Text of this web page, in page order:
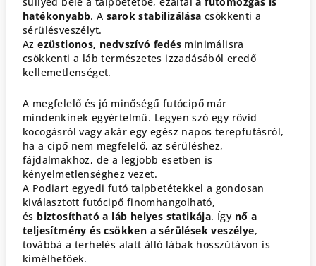
hatékonyabb. A sarok stabilizálása csökkenti a
sérülésveszélyt.
Az ezüstionos, nedvszívó fedés minimálisra
csökkenti a láb természetes izzadásából eredő
kellemetlenséget.
A megfelelő és jó minőségű futócipő már
mindenkinek egyértelmű. Legyen szó egy rövid
kocogásról vagy akár egy egész napos terepfutásról,
ha a cipő nem megfelelő, az sérüléshez,
fájdalmakhoz, de a legjobb esetben is
kényelmetlenséghez vezet.
A Podiart egyedi futó talpbetétekkel a gondosan
kiválasztott futócipő finomhangolható,
és biztosítható a láb helyes statikája. Így nő a
teljesítmény és csökken a sérülések veszélye,
továbbá a terhelés alatt álló lábak hosszútávon is
kimélhetőek.